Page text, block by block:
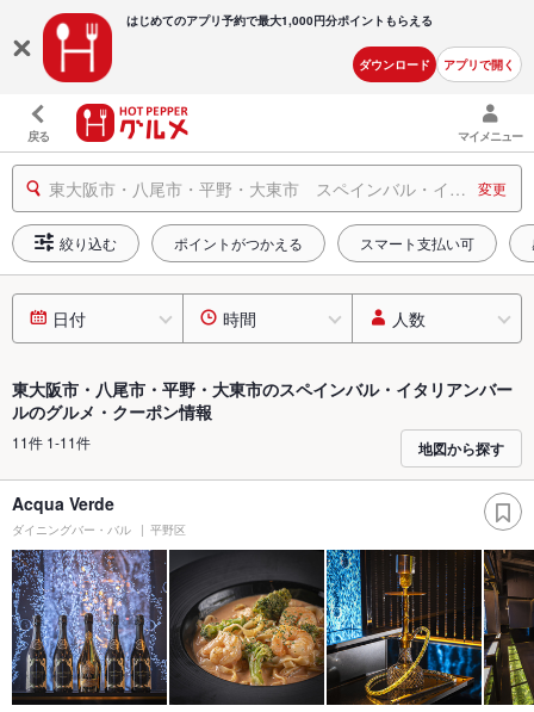
はじめてのアプリ予約で最大1,000円分ポイントもらえる
ダウンロード アプリで開く
戻る マイメニュー
東大阪市・八尾市・平野・大東市 スペインバル・イタリアンバール 変更
絞り込む ポイントがつかえる スマート支払い可
日付 時間 人数
東大阪市・八尾市・平野・大東市のスペインバル・イタリアンバー
ルのグルメ・クーポン情報
11件 1-11件 地図から探す
Acqua Verde
ダイニングバー・バル 平野区